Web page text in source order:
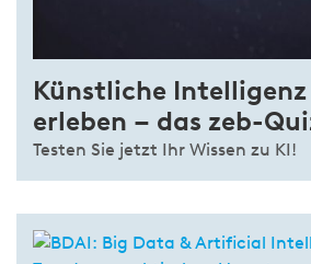
Künstliche
erleben – das zeb-
Testen Sie jetzt Ihr Wissen zu KI!